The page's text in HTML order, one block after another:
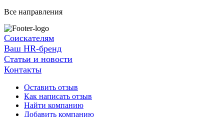
Все направления
Соискателям
Ваш HR-бренд
Статьи и новости
Контакты
Оставить отзыв
Как написать отзыв
Найти компанию
Добавить компанию